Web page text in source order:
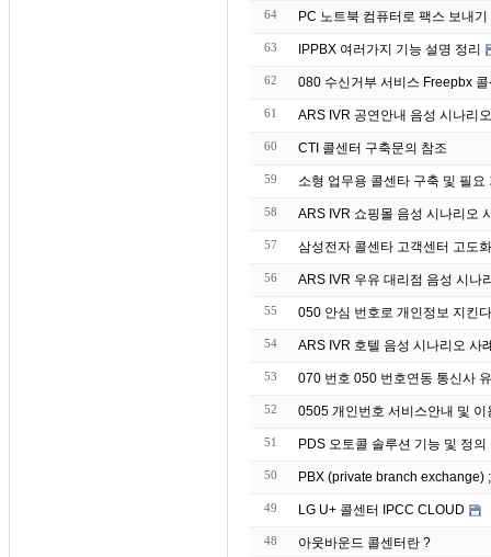
64
63 IPPBX 여러가지 기능 설명 정리
62 080 수신거부 서비스 Freepbx
61 ARS IVR 공연안내 음성 시나리
60 CTI 콜센터 구축문의 참조
59 소형 업무용 콜센타 구축 및 필요
58 ARS IVR 쇼핑몰 음성 시나리오
57 삼성전자 콜센타 고객센터 고도
56 ARS IVR 우유 대리점 음성 시나
55 050 안심 번호로 개인정보 지킨다
54 ARS IVR 호텔 음성 시나리오 사
53 070 번호 050 번호연동 통신사
52 0505 개인번호 서비스안내 및 이
51 PDS 오토콜 솔루션 기능 및 정의
50 PBX (private branch exchange)
49 LG U+ 콜센터 IPCC CLOUD
48 아웃바운드 콜센터란 ?